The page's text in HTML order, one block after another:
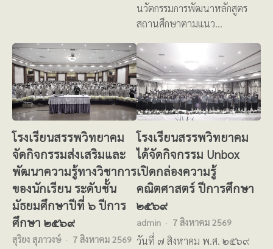
นวัตกรรมการพัฒนาหลักสูตร
สถานศึกษาตามแนว…
โรงเรียนสรรพวิทยาคม
จัดกิจกรรมส่งเสริมและ
พัฒนาความรู้ทางวิชาการ
ของนักเรียน ระดับชั้น
มัธยมศึกษาปีที่ ๖ ปีการ
ศึกษา ๒๕๖๙
สุริยง สุภาวงษ์ 7 สิงหาคม 2569
โรงเรียนสรรพวิทยาคม
ได้จัดกิจกรรม Unbox
เปิดกล่องความรู้
คณิตศาสตร์ ปีการศึกษา
๒๕๖๙
admin 7 สิงหาคม 2569
วันที่ ๗ สิงหาคม พ.ศ. ๒๕๖๙